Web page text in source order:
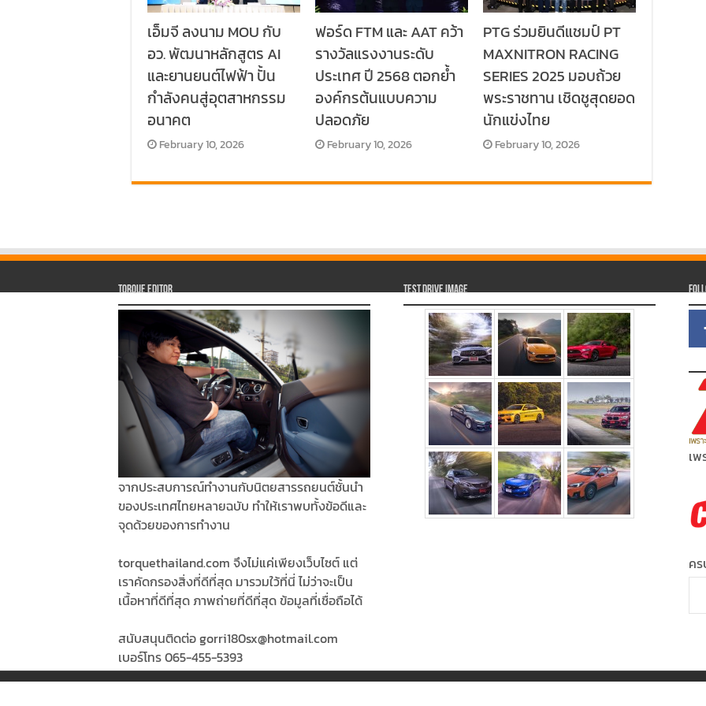
เอ็มจี ลงนาม MOU กับ
อว. พัฒนาหลักสูตร AI
และยานยนต์ไฟฟ้า ปั้น
กำลังคนสู่อุตสาหกรรม
อนาคต
February 10, 2026
ฟอร์ด FTM และ AAT คว้า
รางวัลแรงงานระดับ
ประเทศ ปี 2568 ตอกย้ำ
องค์กรต้นแบบความ
ปลอดภัย
February 10, 2026
PTG ร่วมยินดีแชมป์ PT
MAXNITRON RACING
SERIES 2025 มอบถ้วย
พระราชทาน เชิดชูสุดยอด
นักแข่งไทย
February 10, 2026
Torque Editor
จากประสบการณ์ทำงานกับนิตยสารรถยนต์ชั้นนำ
ของประเทศไทยหลายฉบับ ทำให้เราพบทั้งข้อดีและ
จุดด้วยของการทำงาน
torquethailand.com จึงไม่แค่เพียงเว็บไซต์ แต่
เราคัดกรองสิ่งที่ดีที่สุด มารวมใว้ที่นี่ ไม่ว่าจะเป็น
เนื้อหาที่ดีที่สุด ภาพถ่ายที่ดีที่สุด ข้อมูลที่เชื่อถือได้
สนับสนุนติดต่อ gorri180sx@hotmail.com
เบอร์โทร 065-455-5393
Test Drive Image
เพ
ค